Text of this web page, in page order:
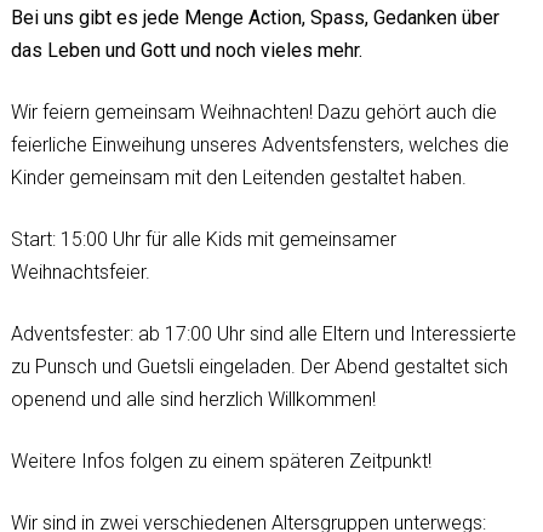
Bei uns gibt es jede Menge Action, Spass, Gedanken über
das Leben und Gott und noch vieles mehr.
Wir feiern gemeinsam Weihnachten! Dazu gehört auch die
feierliche Einweihung unseres Adventsfensters, welches die
Kinder gemeinsam mit den Leitenden gestaltet haben.
Start: 15:00 Uhr für alle Kids mit gemeinsamer
Weihnachtsfeier.
Adventsfester: ab 17:00 Uhr sind alle Eltern und Interessierte
zu Punsch und Guetsli eingeladen. Der Abend gestaltet sich
openend und alle sind herzlich Willkommen!
Weitere Infos folgen zu einem späteren Zeitpunkt!
Wir sind in zwei verschiedenen Altersgruppen unterwegs: